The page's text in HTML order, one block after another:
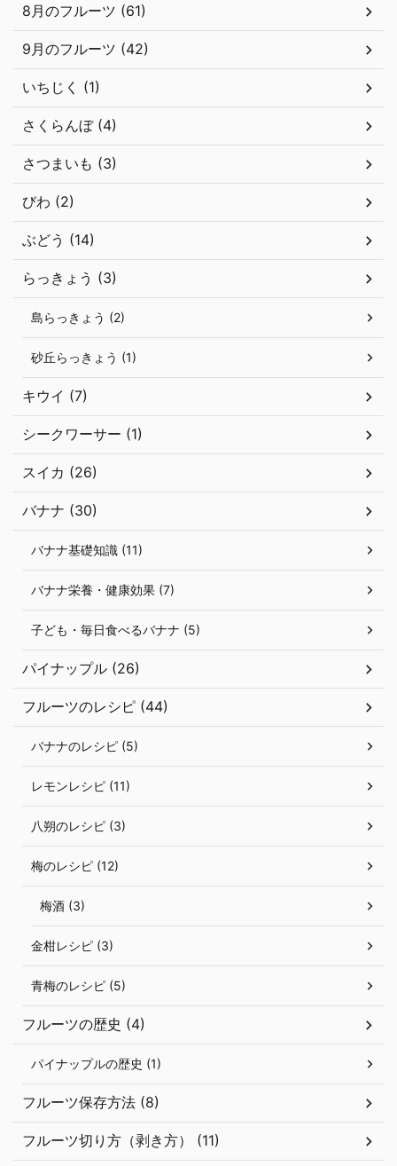
8月のフルーツ (61)
9月のフルーツ (42)
いちじく (1)
さくらんぼ (4)
さつまいも (3)
びわ (2)
ぶどう (14)
らっきょう (3)
島らっきょう (2)
砂丘らっきょう (1)
キウイ (7)
シークワーサー (1)
スイカ (26)
バナナ (30)
バナナ基礎知識 (11)
バナナ栄養・健康効果 (7)
子ども・毎日食べるバナナ (5)
パイナップル (26)
フルーツのレシピ (44)
バナナのレシピ (5)
レモンレシピ (11)
八朔のレシピ (3)
梅のレシピ (12)
梅酒 (3)
金柑レシピ (3)
青梅のレシピ (5)
フルーツの歴史 (4)
パイナップルの歴史 (1)
フルーツ保存方法 (8)
フルーツ切り方（剥き方） (11)